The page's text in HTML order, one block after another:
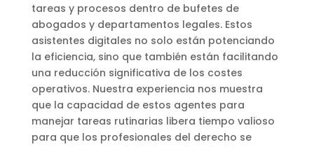
tareas y procesos dentro de bufetes de
abogados y departamentos legales. Estos
asistentes digitales no solo están potenciando
la eficiencia, sino que también están facilitando
una reducción significativa de los costes
operativos. Nuestra experiencia nos muestra
que la capacidad de estos agentes para
manejar tareas rutinarias libera tiempo valioso
para que los profesionales del derecho se